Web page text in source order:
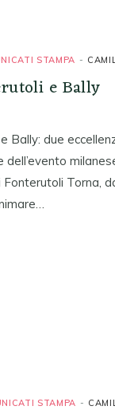
STAMPA
e Bally
Bally: due
dell’evento
Torna,
STAMPA